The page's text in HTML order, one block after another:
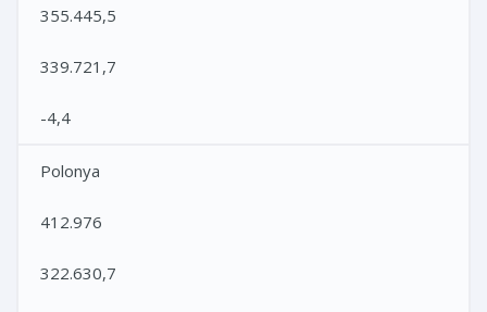
355.445,5
339.721,7
-4,4
Polonya
412.976
322.630,7